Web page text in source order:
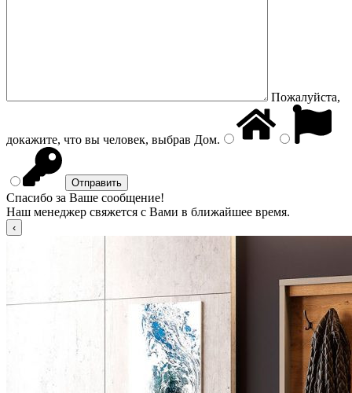
Пожалуйста,
докажите, что вы человек, выбрав Дом.
Спасибо за Ваше сообщение!
Наш менеджер свяжется с Вами в ближайшее время.